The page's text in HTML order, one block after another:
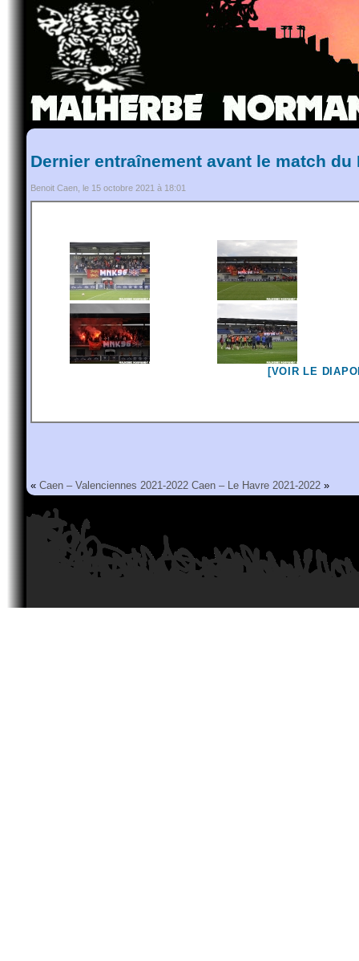
Dernier entraînement avant le match du
Benoit Caen, le 15 octobre 2021 à 18:01
[VOIR LE
« Caen – Valenciennes 2021-2022 Caen – Le Havre 2021-2022 »